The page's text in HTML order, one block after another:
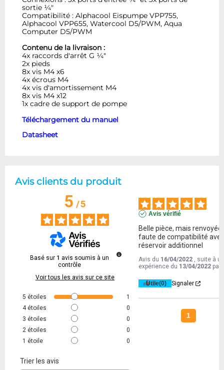
sortie ¼"
Compatibilité : Alphacool Eispumpe VPP755,
Alphacool VPP655, Watercool D5/PWM, Aqua
Computer D5/PWM
Contenu de la livraison :
4x raccords d'arrêt G ¼"
2x pieds
8x vis M4 x6
4x écrous M4
4x vis d'amortissement M4
8x vis M4 x12
1x cadre de support de pompe
Téléchargement du manuel
Datasheet
Avis clients du produit
5/5
Basé sur 1 avis soumis à un
contrôle
Voir tous les avis sur ce site
5 étoiles
1
4 étoiles
0
3 étoiles
0
2 étoiles
0
1 étoile 0
Trier les avis
Avis vérifié
Belle pièce, mais renvoyée
faute de compatibilité
réservoir additionnel
Avis du 16/04/2022 , suite à
expérience du 13/04/2022 par
Utile(0) Signaler
1